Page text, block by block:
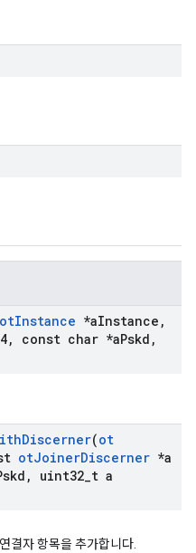
otInstance *aInstance ,
, const char *aPskd ,
Discerner(ot
otJoinerDiscerner *a
, uint32 t a
결자 항목을 추가합니다.